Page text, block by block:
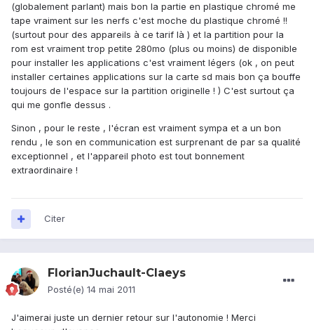
(globalement parlant) mais bon la partie en plastique chromé me
tape vraiment sur les nerfs c'est moche du plastique chromé !!
(surtout pour des appareils à ce tarif là ) et la partition pour la
rom est vraiment trop petite 280mo (plus ou moins) de disponible
pour installer les applications c'est vraiment légers (ok , on peut
installer certaines applications sur la carte sd mais bon ça bouffe
toujours de l'espace sur la partition originelle ! ) C'est surtout ça
qui me gonfle dessus .
Sinon , pour le reste , l'écran est vraiment sympa et a un bon
rendu , le son en communication est surprenant de par sa qualité
exceptionnel , et l'appareil photo est tout bonnement
extraordinaire !
Citer
FlorianJuchault-Claeys
Posté(e) 14 mai 2011
J'aimerai juste un dernier retour sur l'autonomie ! Merci